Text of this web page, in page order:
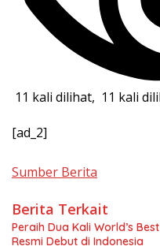
11 kali dilihat, 11 kali
[ad_2]
Sumber Berita
Berita Terkait
Peraih Dua Kali World’s
Resmi Debut di Indonesia